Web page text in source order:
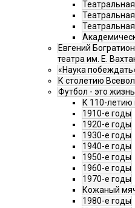
Евгений
театра им. Е.
«Наука
К столетию
Футбол - это жизнь
К 110-летию
1910-е годы
1920-е годы
1930-е годы
1940-е годы
1950-е годы
1960-е годы
1970-е годы
Кожаный
1980-е годы